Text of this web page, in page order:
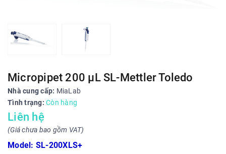
Micropipet 200 µL SL-Mettler Toledo
Nhà cung cấp: MiaLab
Tình trạng: Còn hàng
Liên hệ
(Giá chưa bao gồm VAT)
Model: SL-200XLS+